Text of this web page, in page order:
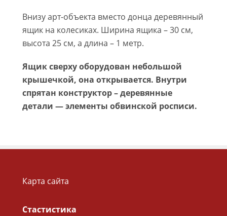
Внизу арт-объекта вместо донца деревянный
ящик на колесиках. Ширина ящика – 30 см,
высота 25 см, а длина – 1 метр.
Ящик сверху оборудован небольшой
крышечкой, она открывается. Внутри
спрятан конструктор – деревянные
детали — элементы обвинской росписи.
Карта сайта
Стастистика